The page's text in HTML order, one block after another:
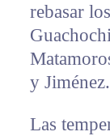
rebasar
y Jiménez.
Las